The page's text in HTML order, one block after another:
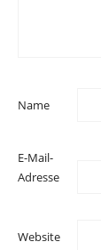
Name
E-Mail-
Adresse
Website